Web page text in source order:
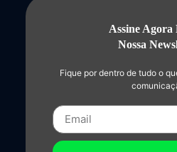
Assine Agora
Nossa
Fique por dentro de tudo o